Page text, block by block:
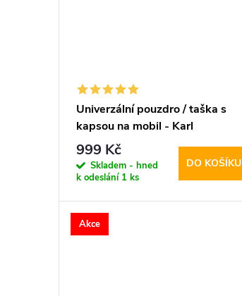
Univerzální pouzdro / taška s
kapsou na mobil - Karl
Lagerfeld, Metal Logo NFT
Wallet Black
999 Kč
Skladem - hned
k odeslání 1 ks
DO KOŠÍKU
Akce